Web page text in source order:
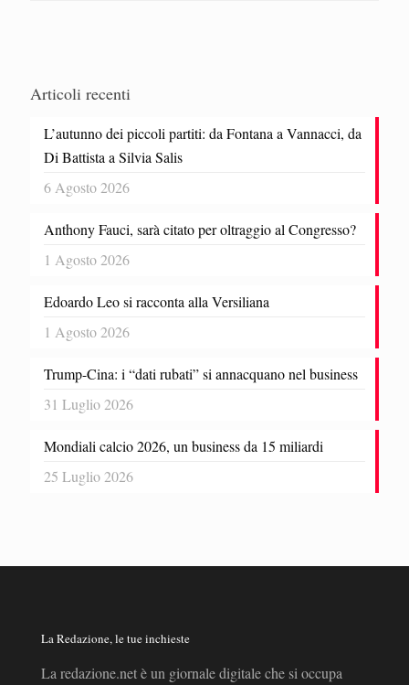
Articoli recenti
L’autunno dei piccoli partiti: da Fontana a Vannacci, da
Di Battista a Silvia Salis
6 Agosto 2026
Anthony Fauci, sarà citato per oltraggio al Congresso?
1 Agosto 2026
Edoardo Leo si racconta alla Versiliana
1 Agosto 2026
Trump-Cina: i “dati rubati” si annacquano nel business
31 Luglio 2026
Mondiali calcio 2026, un business da 15 miliardi
25 Luglio 2026
La Redazione, le tue inchieste
La redazione.net è un giornale digitale che si occupa